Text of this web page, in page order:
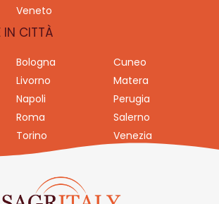
Veneto
IN CITTÀ
Bologna
Cuneo
Livorno
Matera
Napoli
Perugia
Roma
Salerno
Torino Venezia